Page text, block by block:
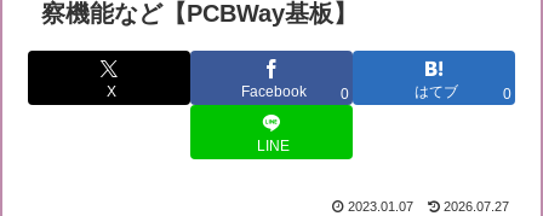
察機能など【PCBWay基板】
X Facebook 0 はてブ 0
LINE
2023.01.07 2026.07.27